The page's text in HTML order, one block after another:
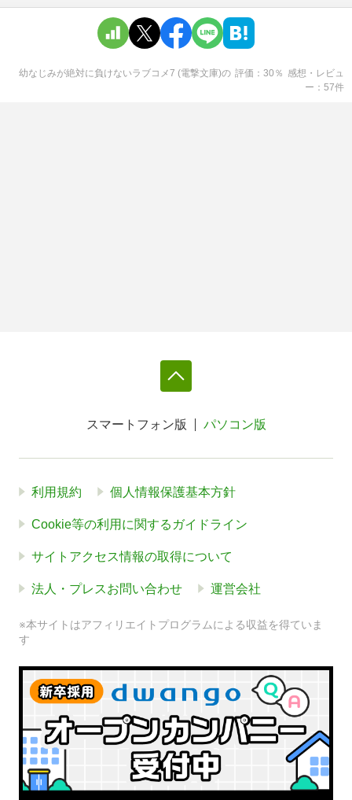
幼なじみが絶対に負けないラブコメ7 (電撃文庫)の 評価 30 ％ 感想・レビュ
ー
57件
スマートフォン版 パソコン版
利用規約 個人情報保護基本方針
Cookie等の利用に関するガイドライン
サイトアクセス情報の取得について
法人・プレスお問い合わせ 運営会社
※本サイトはアフィリエイトプログラムによる収益を得ていま
す